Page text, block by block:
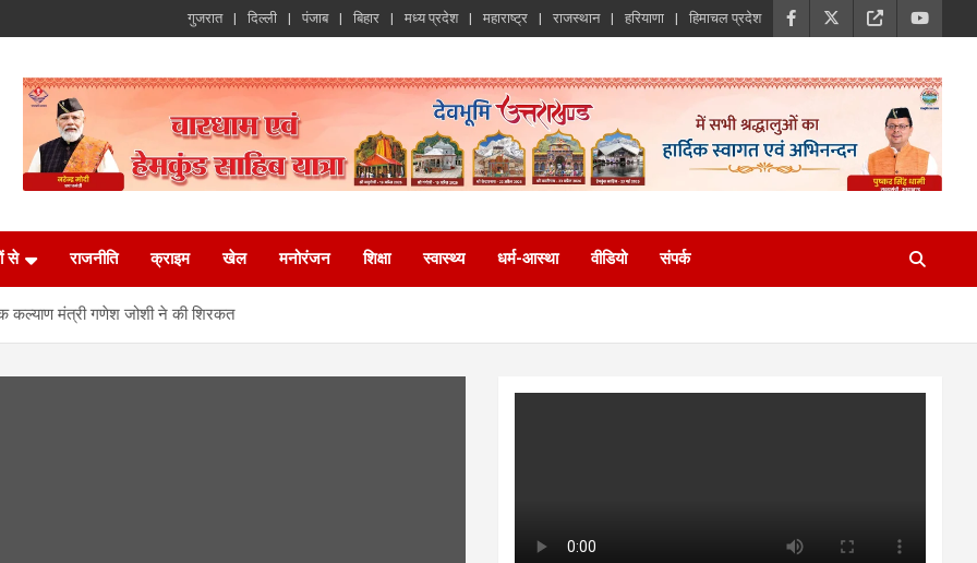
गुजरात दिल्ली पंजाब बिहार मध्य प्रदेश महाराष्ट्र राजस्थान हरियाणा हिमाचल प्रदेश
से राजनीति क्राइम खेल मनोरंजन शिक्षा स्वास्थ्य धर्म-आस्था वीडियो संपर्क
कल्याण मंत्री गणेश जोशी ने की शिरकत